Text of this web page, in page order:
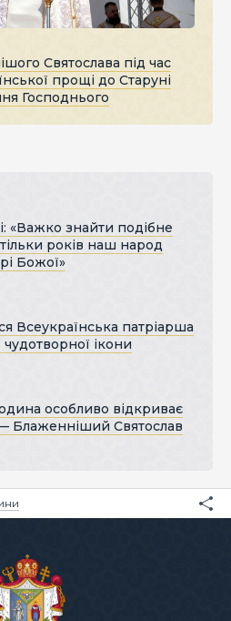
Святослава під час
прощі до Старуні
Господнього
«Важко знайти подібне
років наш народ
Божої»
Всеукраїнська патріарша
ікони
особливо відкриває
Блаженніший Святослав